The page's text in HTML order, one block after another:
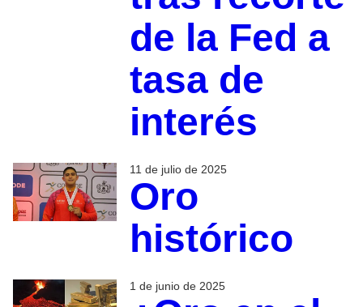
de la Fed a
tasa de
interés
11 de julio de 2025
Oro
histórico
1 de junio de 2025